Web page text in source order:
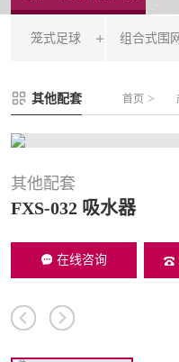
笼式足球
FLZ-B 夹芯板笼式足球
FLZ-C 半格栅笼式足球
FLZ-D PE包塑笼式足球
组合式围
方管组合式
片装组合式
其他配套 首页 >
其他配套
FXS-032 吸水器
在线咨询